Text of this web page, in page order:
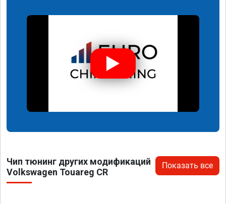
Чип тюнинг других модификаций
Volkswagen Touareg CR
Показать все